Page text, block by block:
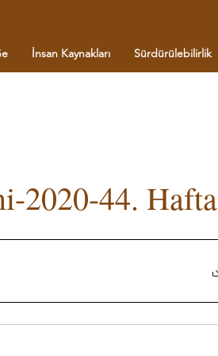
İnsan Kaynakları Sürdürülebilirlik
2020-44. Hafta